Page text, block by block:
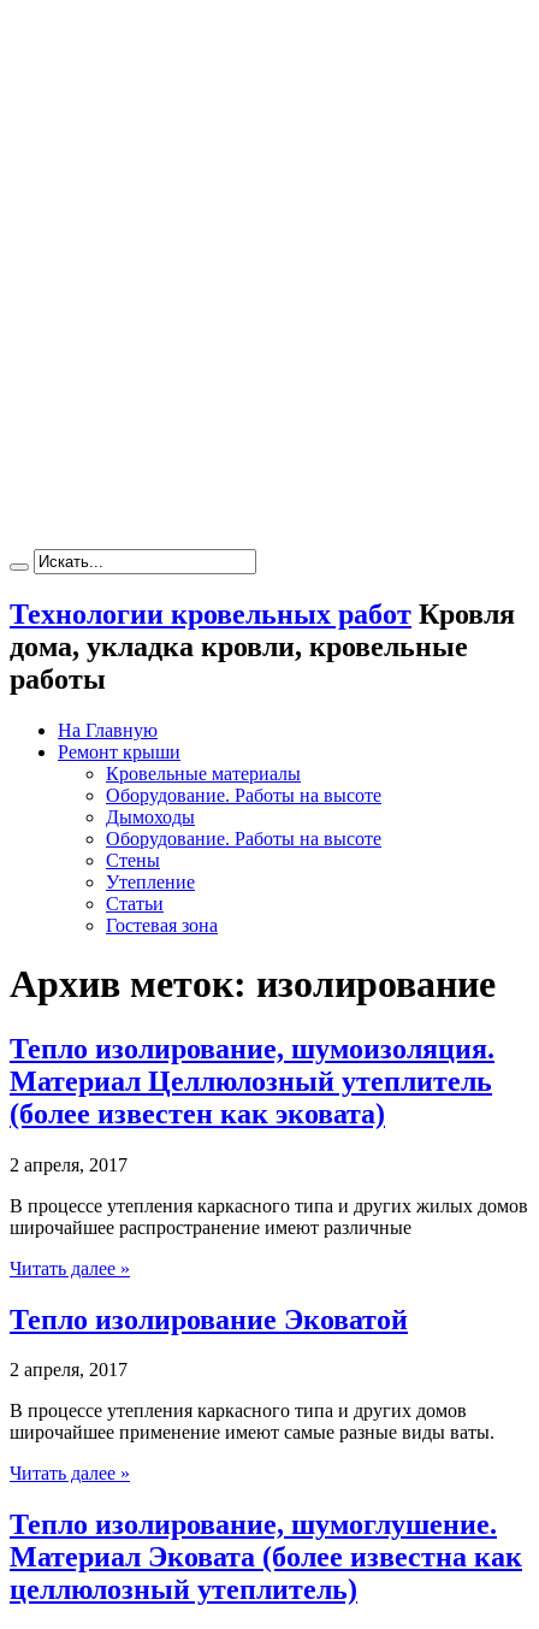
Технологии кровельных работ Кровля
дома, укладка кровли, кровельные
работы
На Главную
Ремонт крыши
Кровельные материалы
Оборудование. Работы на высоте
Дымоходы
Оборудование. Работы на высоте
Стены
Утепление
Статьи
Гостевая зона
Архив меток: изолирование
Тепло изолирование, шумоизоляция.
Материал Целлюлозный утеплитель
(более известен как эковата)
2 апреля, 2017
В процессе утепления каркасного типа и других жилых домов
широчайшее распространение имеют различные
Читать далее »
Тепло изолирование Эковатой
2 апреля, 2017
В процессе утепления каркасного типа и других домов
широчайшее применение имеют самые разные виды ваты.
Читать далее »
Тепло изолирование, шумоглушение.
Материал Эковата (более известна как
целлюлозный утеплитель)